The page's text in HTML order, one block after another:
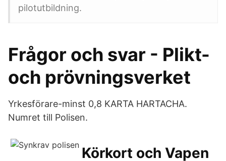
pilotutbildning.
Frågor och svar - Plikt-
och prövningsverket
Yrkesförare-minst 0,8 KARTA HARTACHA.
Numret till Polisen.
Körkort och Vapen